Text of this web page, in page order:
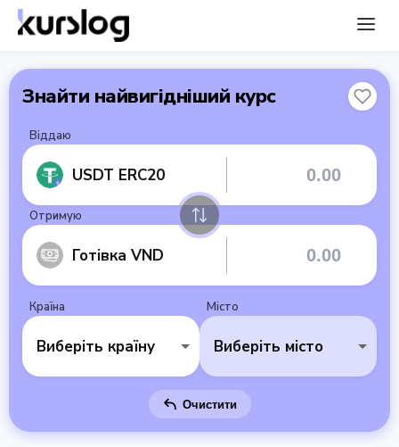
Знайти найвигідніший курс
Віддаю
USDT ERC20
Отримую
Готівка VND
Країна
Виберіть країну
Місто
Виберіть місто
Очистити